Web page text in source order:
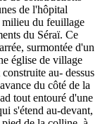
de l'hôpital
du feuillage
du Séraï. Ce
surmontée d'un
église de village
au- dessus
du côté de la
tout entouré d'une
s'étend au-devant,